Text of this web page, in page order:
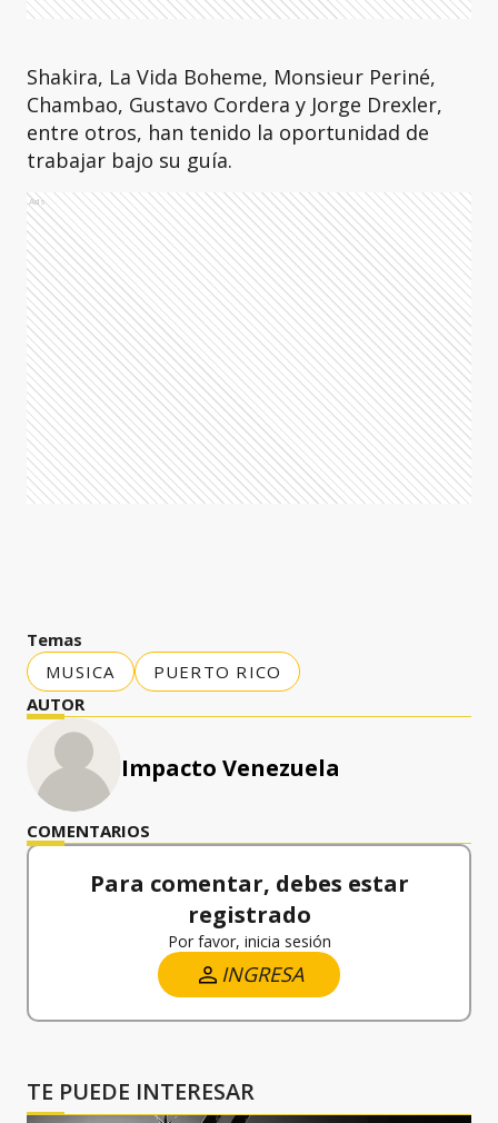
Shakira, La Vida Boheme, Monsieur Periné,
Chambao, Gustavo Cordera y Jorge Drexler,
entre otros, han tenido la oportunidad de
trabajar bajo su guía.
Ads
Temas
MUSICA
PUERTO RICO
AUTOR
Impacto Venezuela
COMENTARIOS
Para comentar, debes estar
registrado
Por favor, inicia sesión
INGRESA
TE PUEDE INTERESAR